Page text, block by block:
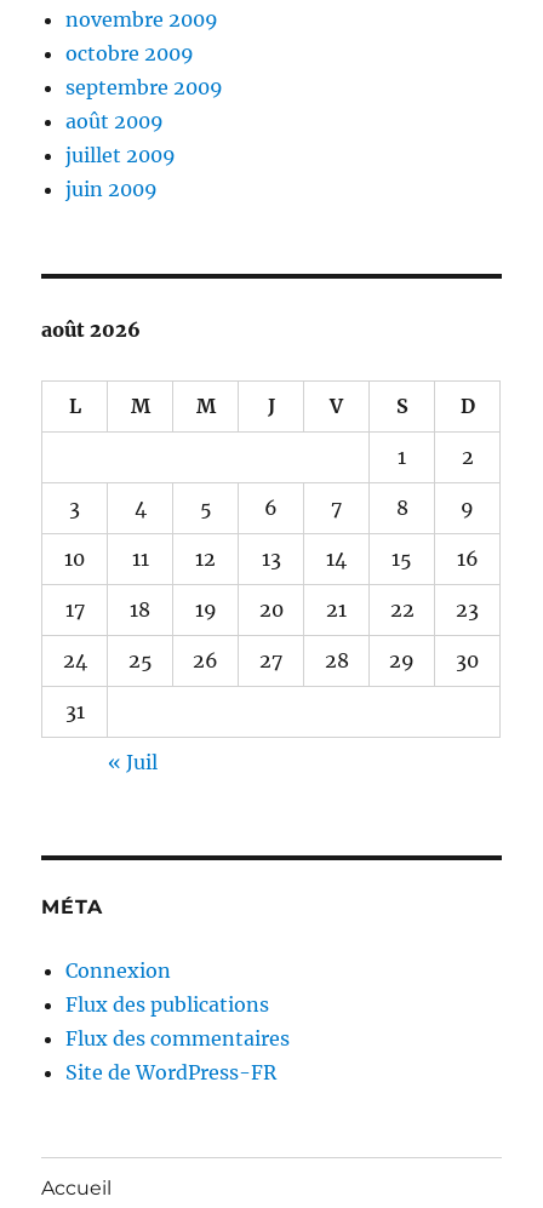
novembre 2009
octobre 2009
septembre 2009
août 2009
juillet 2009
juin 2009
août 2026
L M M J V S D
1 2
3 4 5 6 7 8 9
10 11 12 13 14 15 16
17 18 19 20 21 22 23
24 25 26 27 28 29 30
31
« Juil
MÉTA
Connexion
Flux des publications
Flux des commentaires
Site de WordPress-FR
Accueil